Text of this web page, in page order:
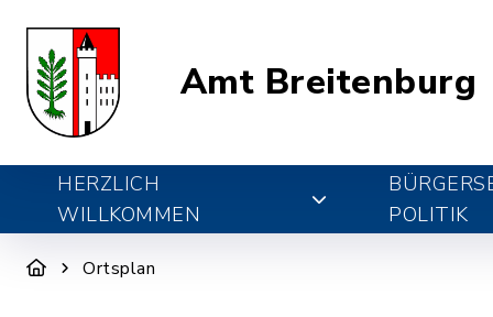
Amt Breitenburg
HERZLICH
WILLKOMMEN
POLITIK
Ortsplan